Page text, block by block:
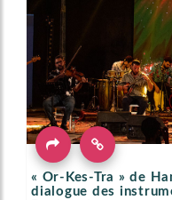
« Or-Kes-Tra » de
dialogue des